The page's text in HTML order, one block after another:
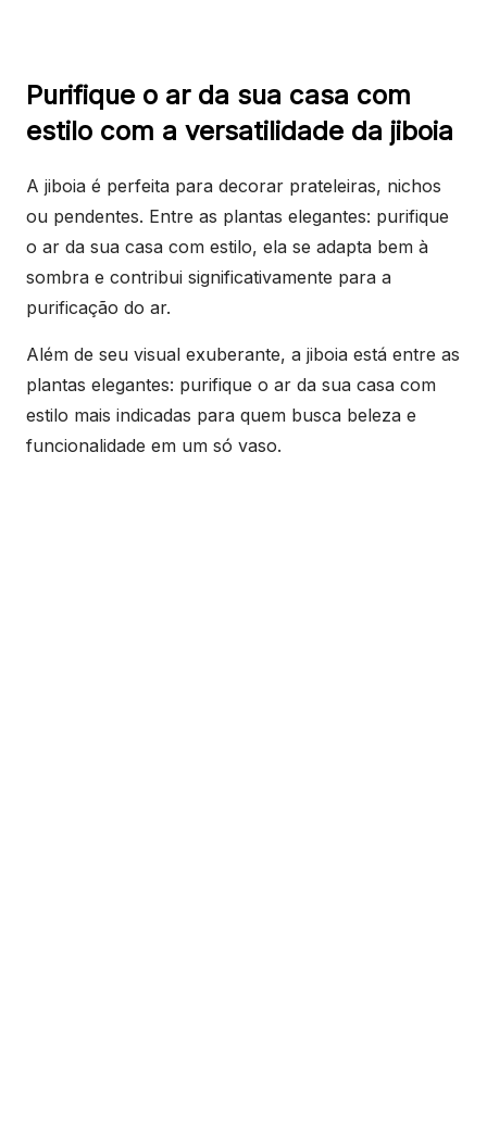
Purifique o ar da sua casa com
estilo com a versatilidade da jiboia
A jiboia é perfeita para decorar prateleiras, nichos
ou pendentes. Entre as plantas elegantes: purifique
o ar da sua casa com estilo, ela se adapta bem à
sombra e contribui significativamente para a
purificação do ar.
Além de seu visual exuberante, a jiboia está entre as
plantas elegantes: purifique o ar da sua casa com
estilo mais indicadas para quem busca beleza e
funcionalidade em um só vaso.